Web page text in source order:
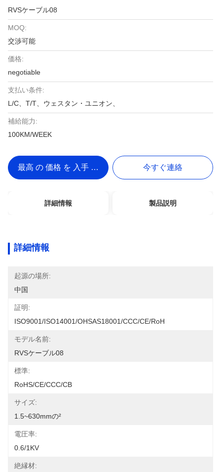
RVSケーブル08
MOQ:
交渉可能
価格:
negotiable
支払い条件:
L/C、T/T、ウェスタン・ユニオン、
補給能力:
100KM/WEEK
最高 の 価格 を 入手 する 今すぐ連絡
詳細情報 製品説明
詳細情報
起源の場所:
中国
証明:
ISO9001/ISO14001/OHSAS18001/CCC/CE/RoH
モデル名前:
RVSケーブル08
標準:
RoHS/CE/CCC/CB
サイズ:
1.5~630mmの²
電圧率:
0.6/1KV
絶縁材: